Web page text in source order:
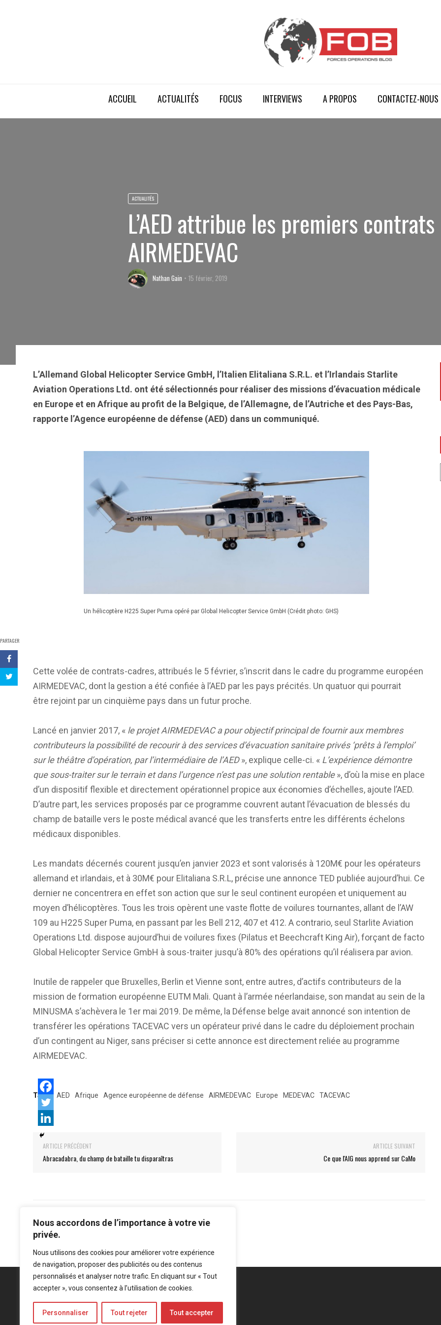
Nous accordons de l’importance à votre vie
privée.
Nous utilisons des cookies pour améliorer votre expérience
de navigation, proposer des publicités ou des contenus
personnalisés et analyser notre trafic. En cliquant sur « Tout
accepter », vous consentez à l’utilisation de cookies.
Personnaliser Tout rejeter Tout accepter
ACCUEIL ACTUALITÉS FOCUS INTERVIEWS A PROPOS CONTACTEZ-NOUS
ACTUALITÉS
L’AED attribue les premiers contrats
AIRMEDEVAC
Nathan Gain 15 février, 2019
PARTAGER
L’Allemand Global Helicopter Service GmbH, l’Italien Elitaliana S.R.L. et l’Irlandais Starlite
Aviation Operations Ltd. ont été sélectionnés pour réaliser des missions d’évacuation médicale
en Europe et en Afrique au profit de la Belgique, de l’Allemagne, de l’Autriche et des Pays-Bas,
rapporte l’Agence européenne de défense (AED) dans un communiqué.
Un hélicoptère H225 Super Puma opéré par Global Helicopter Service GmbH (Crédit photo: GHS)
Cette volée de contrats-cadres, attribués le 5 février, s’inscrit dans le cadre du programme européen
AIRMEDEVAC, dont la gestion a été confiée à l’AED par les pays précités. Un quatuor qui pourrait
être rejoint par un cinquième pays dans un futur proche.
Lancé en janvier 2017, « le projet AIRMEDEVAC a pour objectif principal de fournir aux membres
contributeurs la possibilité de recourir à des services d’évacuation sanitaire privés ‘prêts à l’emploi’
sur le théâtre d’opération, par l’intermédiaire de l’AED», explique celle-ci. « L’expérience démontre
que sous-traiter sur le terrain et dans l’urgence n’est pas une solution rentable», d’où la mise en place
d’un dispositif flexible et directement opérationnel propice aux économies d’échelles, ajoute l’AED.
D’autre part, les services proposés par ce programme couvrent autant l’évacuation de blessés du
champ de bataille vers le poste médical avancé que les transferts entre les différents échelons
médicaux disponibles.
Les mandats décernés courent jusqu’en janvier 2023 et sont valorisés à 120M€ pour les opérateurs
allemand et irlandais, et à 30M€ pour Elitaliana S.R.L, précise une annonce TED publiée aujourd’hui. Ce
dernier ne concentrera en effet son action que sur le seul continent européen et uniquement au
moyen d’hélicoptères. Tous les trois opèrent une vaste flotte de voilures tournantes, allant de l’AW
109 au H225 Super Puma, en passant par les Bell 212, 407 et 412. A contrario, seul Starlite Aviation
Operations Ltd. dispose aujourd’hui de voilures fixes (Pilatus et Beechcraft King Air), forçant de facto
Global Helicopter Service GmbH à sous-traiter jusqu’à 80% des opérations qu’il réalisera par avion.
Inutile de rappeler que Bruxelles, Berlin et Vienne sont, entre autres, d’actifs contributeurs de la
mission de formation européenne EUTM Mali. Quant à l’armée néerlandaise, son mandat au sein de la
MINUSMA s’achèvera le 1er mai 2019. De même, la Défense belge avait annoncé son intention de
transférer les opérations TACEVAC vers un opérateur privé dans le cadre du déploiement prochain
d’un contingent au Niger, sans préciser si cette annonce est directement reliée au programme
AIRMEDEVAC.
Tags: AED Afrique Agence européenne de défense AIRMEDEVAC Europe MEDEVAC TACEVAC
ARTICLE PRÉCÉDENT
Abracadabra, du champ de bataille tu disparaîtras
ARTICLE SUIVANT
Ce que l'AIG nous apprend sur CaMo
Mentions légales-Politique de confidentialité